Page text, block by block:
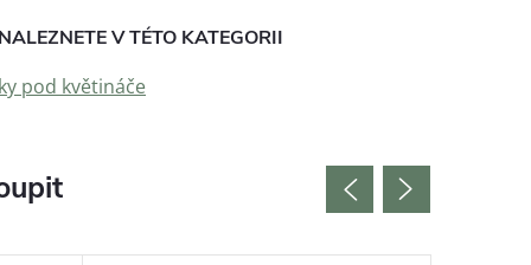
V TÉTO KATEGORII
pod květináče